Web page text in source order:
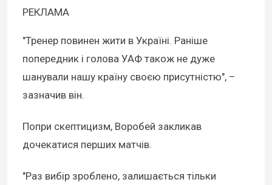
РЕКЛАМА
"Тренер повинен жити в Україні. Раніше
попередник і голова УАФ також не дуже
шанували нашу країну своєю присутністю", –
зазначив він.
Попри скептицизм, Воробей закликав
дочекатися перших матчів.
"Раз вибір зроблено, залишається тільки